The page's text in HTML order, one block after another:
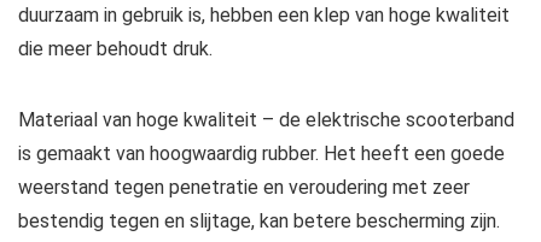
duurzaam in gebruik is, hebben een klep van hoge kwaliteit
die meer behoudt druk.
Materiaal van hoge kwaliteit – de elektrische scooterband
is gemaakt van hoogwaardig rubber. Het heeft een goede
weerstand tegen penetratie en veroudering met zeer
bestendig tegen en slijtage, kan betere bescherming zijn.